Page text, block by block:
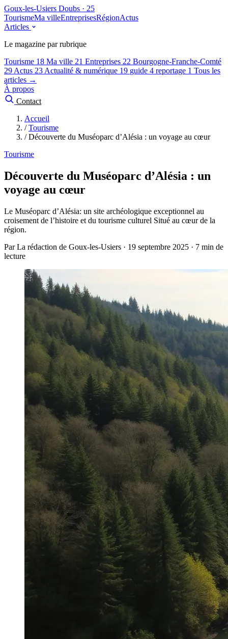
Goux-les-Usiers Doubs · 25
TourismeMa villeEntreprisesRégionActus
Articles
Le magazine par rubrique
Tourisme 18 Ma ville 21 Entreprises 22 Bourgogne-Franche-Comté
29 Actus 23 Actualité & numérique 19 guide 4 reportage 1 Tous les
articles →
À propos
Contact
Accueil
/ Tourisme
/ Découverte du Muséoparc d’Alésia : un voyage au cœur
Tourisme
Découverte du Muséoparc d’Alésia : un
voyage au cœur
Le Muséoparc d’Alésia: un site archéologique exceptionnel au
croisement de l’histoire et du tourisme culturel Situé au cœur de la
région.
Par La rédaction de Goux-les-Usiers · 19 septembre 2025 · 7 min de
lecture